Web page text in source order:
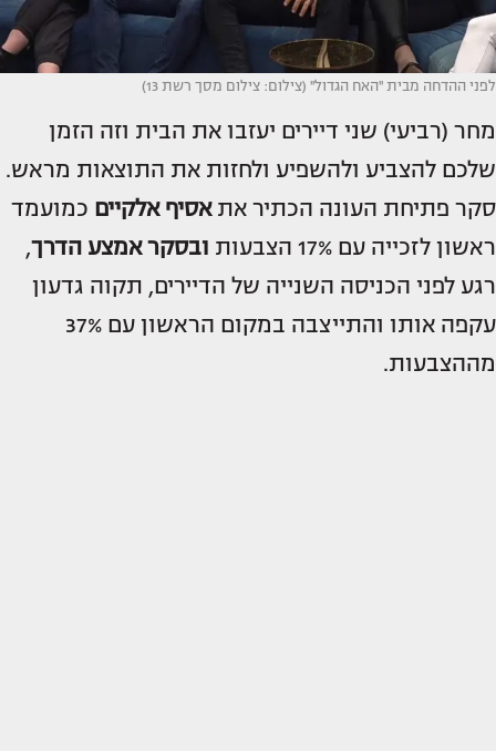
לפני ההדחה מבית ''האח הגדול'' (צילום: צילום מסך רשת 13)
מחר (רביעי) שני דיירים יעזבו את הבית וזה הזמן
שלכם להצביע ולהשפיע ולחזות את התוצאות מראש.
סקר פתיחת העונה הכתיר אתאסיף אלקיים כמועמד
ראשון לזכייה עם 17% הצבעות
ובסקר אמצע הדרך,
רגע לפני הכניסה השנייה של הדיירים, תקוה גדעון
עקפה אותו והתייצבה במקום הראשון עם 37%
מההצבעות.